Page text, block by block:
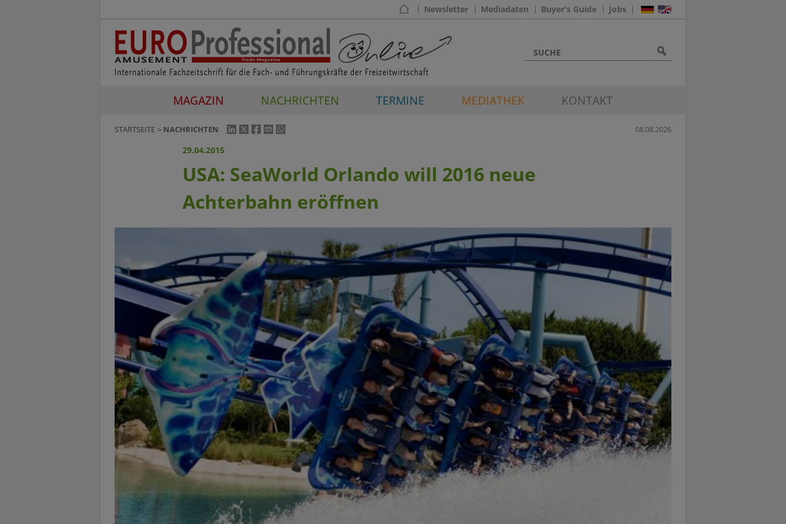
Newsletter Mediadaten Buyer's Guide Jobs
MAGAZIN NACHRICHTEN TERMINE MEDIATHEK KONTAKT
STARTSEITE NACHRICHTEN 08.08.2026
29.04.2015
USA: SeaWorld Orlando will 2016 neue
Achterbahn eröffnen